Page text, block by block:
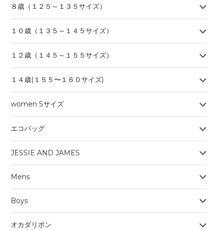
８歳（１２５～１３５サイズ）
１０歳（１３５～１４５サイズ）
１２歳（１４５～１５５サイズ）
１４歳(１５５〜１６０サイズ)
women Sサイズ
エコバッグ
JESSIE AND JAMES
Mens
Boys
オカダリボン